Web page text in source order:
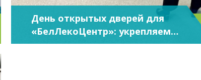
День открытых дверей для
«БелЛекоЦентр»: укрепляем
партнерство через